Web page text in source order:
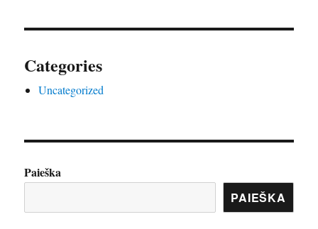
Categories
Uncategorized
Paieška
PAIEŠKA